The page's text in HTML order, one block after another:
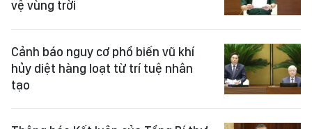
vệ vùng trời
Cảnh báo nguy cơ phổ biến vũ khí
hủy diệt hàng loạt từ trí tuệ nhân
tạo